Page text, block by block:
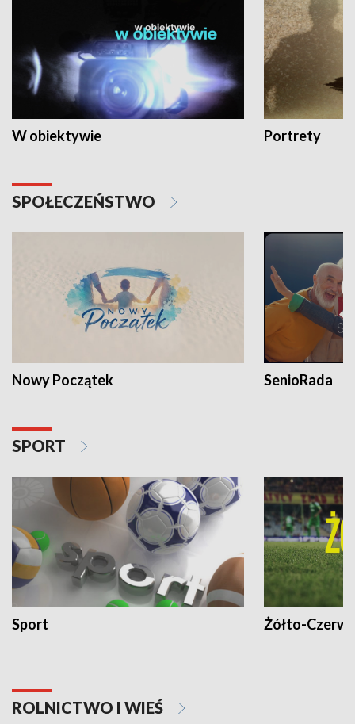
W obiektywie Portrety
SPOŁECZEŃSTWO
Nowy Początek SenioRada
SPORT
Sport Żółto-
ROLNICTWO I WIEŚ